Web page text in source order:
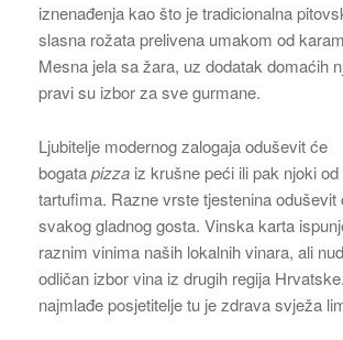
iznenađenja kao što je tradicionalna
slasna rožata prelivena umakom od
Mesna jela sa žara, uz dodatak domaćih
pravi su izbor za sve gurmane.
Ljubitelje modernog zalogaja oduševit će
bogatapizza iz krušne peći ili pak njoki
tartufima. Razne vrste tjestenina oduševit
svakog gladnog gosta. Vinska karta
raznim vinima naših lokalnih vinara, ali
odličan izbor vina iz drugih regija
najmlađe posjetitelje tu je zdrava svježa